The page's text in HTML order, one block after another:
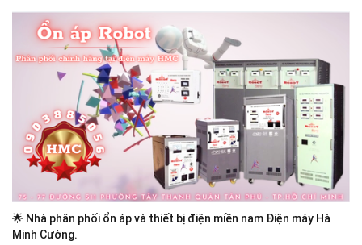
🌟 Nhà phân phối ổn áp và thiết bị điện miền nam Điện máy Hà
Minh Cường.